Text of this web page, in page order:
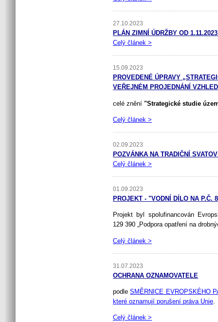
27.10.2023
PLÁN ZIMNÍ ÚDRŽBY OD
Celý článek >
15.09.2023
PROVEDENÉ ÚPRAVY
VEŘEJNÉM PROJEDNÁNÍ
celé znění "Strategické studie
Celý článek >
02.09.2023
POZVÁNKA NA TRADIČNÍ
Celý článek >
01.09.2023
PROJEKT - "VODNÍ DÍLO NA P.Č.
Projekt byl spolufinancován
129 390 „Podpora opatření na
Celý článek >
31.07.2023
OCHRANA OZNAMOVATELE
podleSMĚRNICE EVROPSKÉHO
které oznamují porušení práva Unie
Celý článek >